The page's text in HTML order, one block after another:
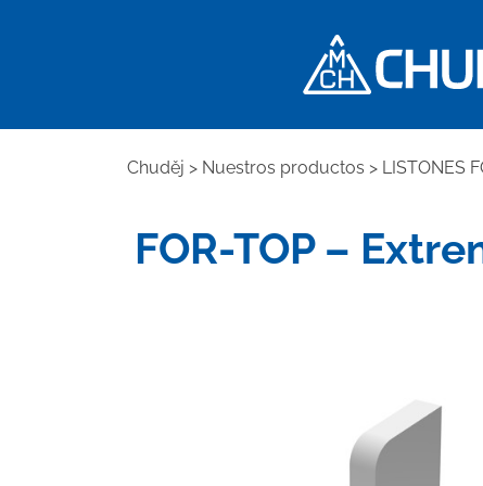
Chuděj > Nuestros productos > LISTONES
FOR-TOP –